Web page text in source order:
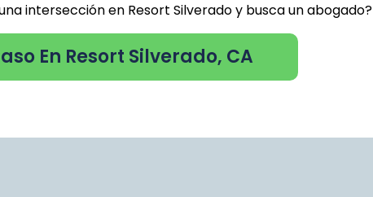
intersección en Resort Silverado y busca un abogado?
En Resort Silverado, CA